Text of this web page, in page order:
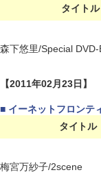
タイトル
森下悠里/Special DVD-
【2011年02月23日】
■ イーネットフロンテ
タイトル
梅宮万紗子/2scene